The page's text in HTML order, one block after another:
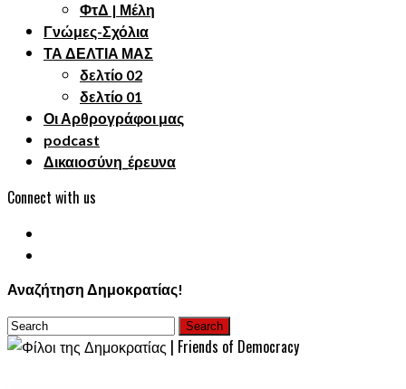
ΦτΔ | Μέλη
Γνώμες-Σχόλια
ΤΑ ΔΕΛΤΙΑ ΜΑΣ
δελτίο 02
δελτίο 01
Οι Αρθρογράφοι μας
podcast
Δικαιοσύνη_έρευνα
Connect with us
Αναζήτηση Δημοκρατίας!